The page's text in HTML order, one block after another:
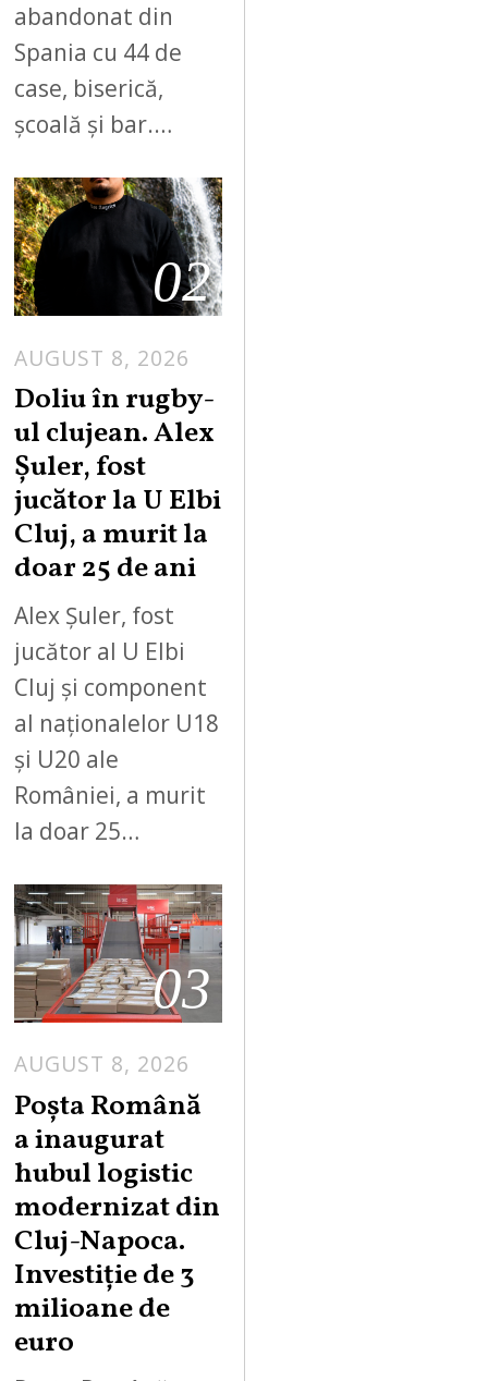
abandonat din
Spania cu 44 de
case, biserică,
școală și bar.…
02
AUGUST 8, 2026
Doliu în rugby-
ul clujean. Alex
Șuler, fost
jucător la U Elbi
Cluj, a murit la
doar 25 de ani
Alex Șuler, fost
jucător al U Elbi
Cluj și component
al naționalelor U18
și U20 ale
României, a murit
la doar 25…
03
AUGUST 8, 2026
Poșta Română
a inaugurat
hubul logistic
modernizat din
Cluj-Napoca.
Investiție de 3
milioane de
euro